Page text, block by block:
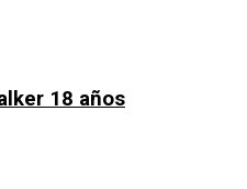
18 años